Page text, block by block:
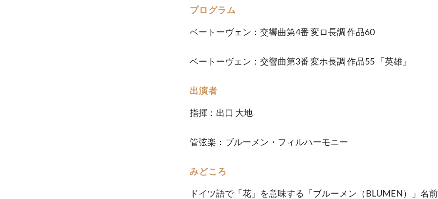
プログラム
ベートーヴェン：交響曲第4番 変ロ長調 作品60
ベートーヴェン：交響曲第3番 変ホ長調 作品55 「英雄」
出演者
指揮：出口 大地
管弦楽：ブルーメン・フィルハーモニー
みどころ
ドイツ語で「花」を意味する「ブルーメン（BLUMEN）」名